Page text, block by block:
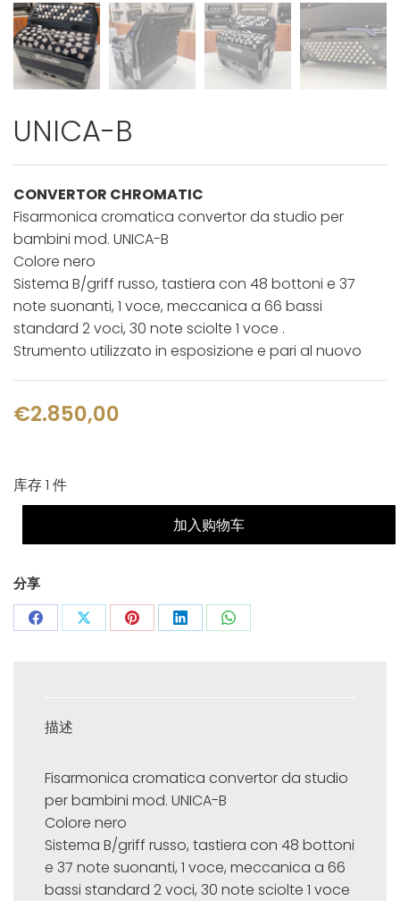
UNICA-B
€2.850,00
CONVERTOR CHROMATIC
Fisarmonica cromatica convertor da studio per
bambini mod. UNICA-B
Colore nero
Sistema B/griff russo, tastiera con 48 bottoni e 37
note suonanti, 1 voce, meccanica a 66 bassi
standard 2 voci, 30 note sciolte 1 voce .
Strumento utilizzato in esposizione e pari al nuovo
库存 1 件
加入购物车
分享
Share Share Share Share Share
描述
Fisarmonica cromatica convertor da studio
per bambini mod. UNICA-B
Colore nero
Sistema B/griff russo, tastiera con 48 bottoni
e 37 note suonanti, 1 voce, meccanica a 66
bassi standard 2 voci, 30 note sciolte 1 voce